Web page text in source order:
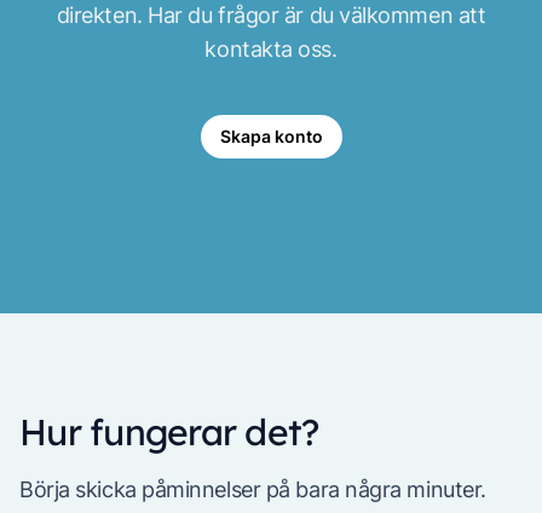
direkten. Har du frågor är du välkommen att
kontakta oss.
Skapa konto
Hur fungerar det?
Börja skicka påminnelser på bara några minuter.